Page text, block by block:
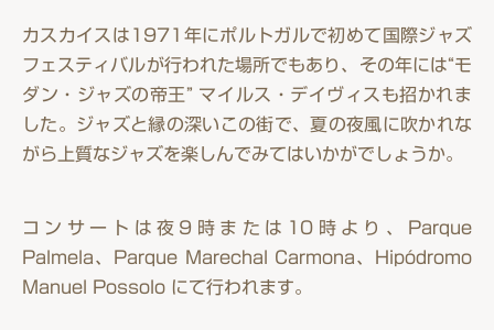
カスカイスは1971年にポルトガルで初めて国際ジャズ
フェスティバルが行われた場所でもあり、その年には“モ
ダン・ジャズの帝王” マイルス・デイヴィスも招かれま
した。ジャズと縁の深いこの街で、夏の夜風に吹かれな
がら上質なジャズを楽しんでみてはいかがでしょうか。
コンサートは夜9時または10時より、Parque
Palmela、Parque Marechal Carmona、Hipódromo
Manuel Possolo にて行われます。